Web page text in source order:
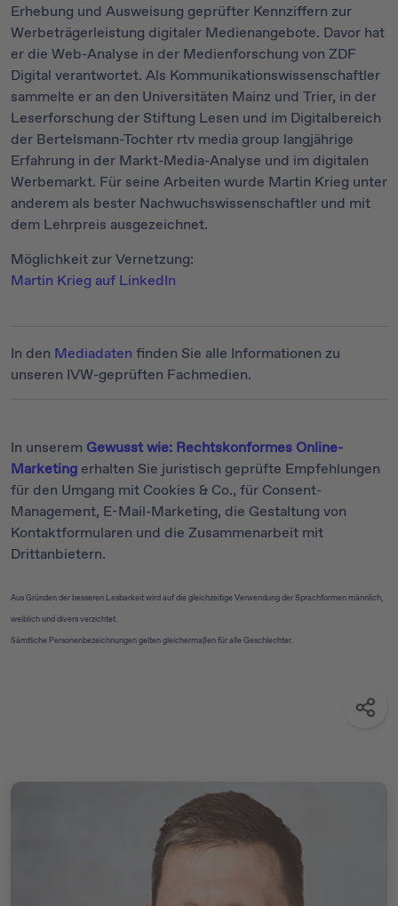
Erhebung und Ausweisung geprüfter Kennziffern zur
Werbeträgerleistung digitaler Medienangebote. Davor hat
er die Web-Analyse in der Medienforschung von ZDF
Digital verantwortet. Als Kommunikationswissenschaftler
sammelte er an den Universitäten Mainz und Trier, in der
Leserforschung der Stiftung Lesen und im Digitalbereich
der Bertelsmann-Tochter rtv media group langjährige
Erfahrung in der Markt-Media-Analyse und im digitalen
Werbemarkt. Für seine Arbeiten wurde Martin Krieg unter
anderem als bester Nachwuchswissenschaftler und mit
dem Lehrpreis ausgezeichnet.
Möglichkeit zur Vernetzung:
Martin Krieg auf LinkedIn
In den Mediadaten finden Sie alle Informationen zu
unseren IVW-geprüften Fachmedien.
In unserem Gewusst wie: Rechtskonformes Online-
Marketing erhalten Sie juristisch geprüfte Empfehlungen
für den Umgang mit Cookies & Co., für Consent-
Management, E-Mail-Marketing, die Gestaltung von
Kontaktformularen und die Zusammenarbeit mit
Drittanbietern.
Aus Gründen der besseren Lesbarkeit wird auf die gleichzeitige Verwendung der Sprachformen männlich,
weiblich und divers verzichtet.
Sämtliche Personenbezeichnungen gelten gleichermaßen für alle Geschlechter.